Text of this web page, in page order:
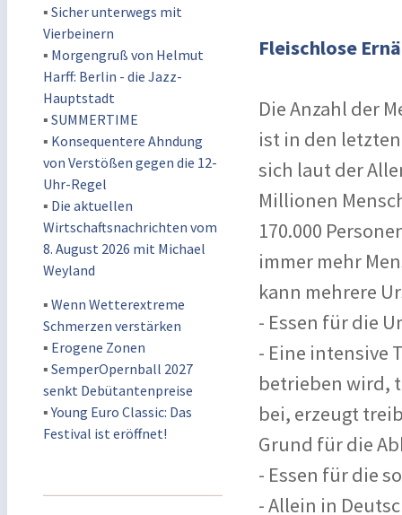
▪ Sicher unterwegs mit
Vierbeinern
▪ Morgengruß von Helmut
Harff: Berlin - die Jazz-
Hauptstadt
▪ SUMMERTIME
▪ Konsequentere Ahndung
von Verstößen gegen die 12-
Uhr-Regel
▪ Die aktuellen
Wirtschaftsnachrichten vom
8. August 2026 mit Michael
Weyland
▪ Wenn Wetterextreme
Schmerzen verstärken
▪ Erogene Zonen
▪ SemperOpernball 2027
senkt Debütantenpreise
▪Young Euro Classic: Das
Festival ist eröffnet!
Fleischlose
Die Anzahl der
ist in den
sich laut der
Millionen
170.000
immer mehr
kann mehrere
- Essen für die
- Eine intensive
betrieben wird,
bei, erzeugt
Grund für die
- Essen für die
- Allein in